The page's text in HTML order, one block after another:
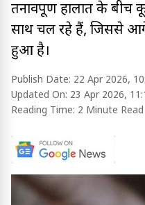
तनावपूर्ण हालात के बीच
साथ चल रहे हैं, जिससे
हुआ है।
Publish Date: 22 Apr 2026,
Updated On: 23 Apr 2026,
Reading Time: 2 Minute Read